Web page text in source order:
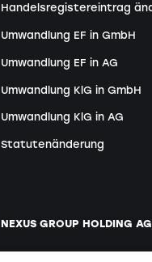
Handelsregistereintrag
Umwandlung EF in GmbH
Umwandlung EF in AG
Umwandlung KlG in GmbH
Umwandlung KlG in AG
Statutenänderung
NEXUS GROUP HOLDING AG